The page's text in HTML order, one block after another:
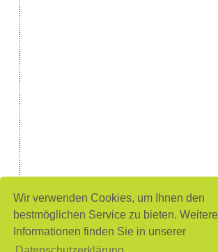
Wir verwenden Cookies, um Ihnen den
bestmöglichen Service zu bieten. Weitere
Informationen finden Sie in unserer